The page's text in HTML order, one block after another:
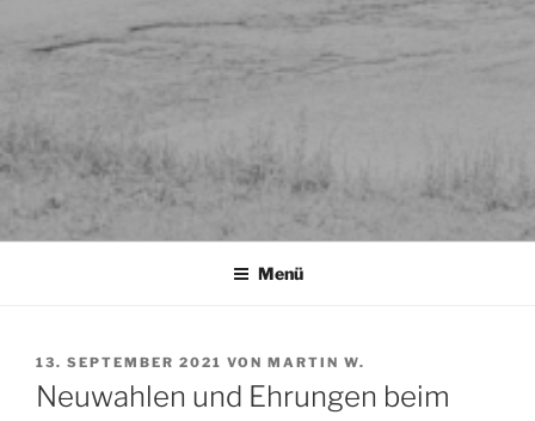
Menü
VERÖFFENTLICHT
AM
13. SEPTEMBER 2021 VON MARTIN W.
Neuwahlen und Ehrungen beim